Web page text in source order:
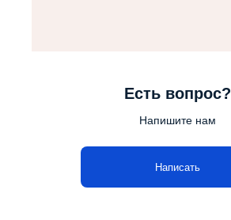
Есть вопрос?
Напишите нам
Написать